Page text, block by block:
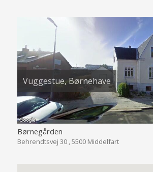
Vuggestue, Børnehave
Børnegården
Behrendtsvej 30 , 5500 Middelfart